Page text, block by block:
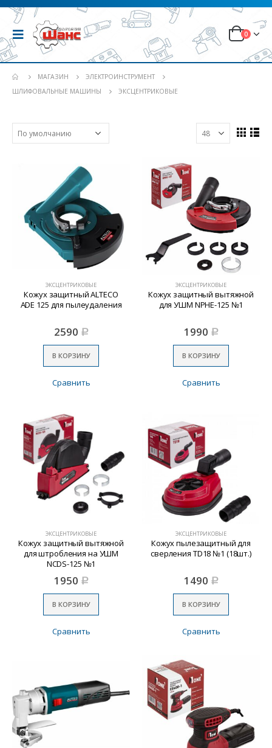
0
МАГАЗИН
ЭЛЕКТРОИНСТРУМЕНТ
ШЛИФОВАЛЬНЫЕ МАШИНЫ
ЭКСЦЕНТРИКОВЫЕ
ЭКСЦЕНТРИКОВЫЕ
Кожух защитный ALTECO
ADE 125 для пылеудаления
2590 Р
В КОРЗИНУ
Сравнить
ЭКСЦЕНТРИКОВЫЕ
Кожух защитный вытяжной
для УШМ NPHE-125 №1
1990 Р
В КОРЗИНУ
Сравнить
ЭКСЦЕНТРИКОВЫЕ
Кожух защитный вытяжной
для штробления на УШМ
NCDS-125 №1
1950 Р
В КОРЗИНУ
Сравнить
ЭКСЦЕНТРИКОВЫЕ
Кожух пылезащитный для
сверления TD18 №1 (18шт.)
1490 Р
В КОРЗИНУ
Сравнить